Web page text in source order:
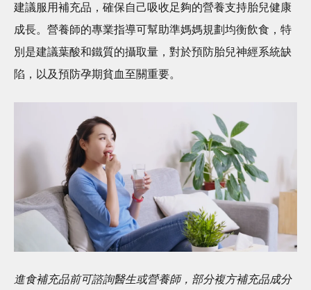
建議服用補充品，確保自己吸收足夠的營養支持胎兒健康
成長。營養師的專業指導可幫助準媽媽規劃均衡飲食，特
別是建議葉酸和鐵質的攝取量，對於預防胎兒神經系統缺
陷，以及預防孕期貧血至關重要。
進食補充品前可諮詢醫生或營養師，部分複方補充品成分